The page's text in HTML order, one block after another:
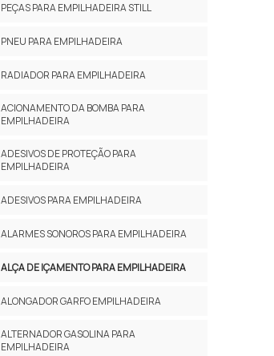
PEÇAS PARA EMPILHADEIRA STILL
PNEU PARA EMPILHADEIRA
RADIADOR PARA EMPILHADEIRA
ACIONAMENTO DA BOMBA PARA
EMPILHADEIRA
ADESIVOS DE PROTEÇÃO PARA
EMPILHADEIRA
ADESIVOS PARA EMPILHADEIRA
ALARMES SONOROS PARA EMPILHADEIRA
ALÇA DE IÇAMENTO PARA EMPILHADEIRA
ALONGADOR GARFO EMPILHADEIRA
ALTERNADOR GASOLINA PARA
EMPILHADEIRA